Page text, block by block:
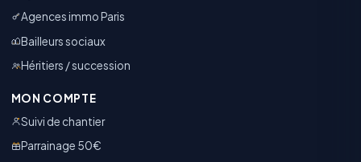
Agences immo Paris
Bailleurs sociaux
Héritiers / succession
MON COMPTE
Suivi de chantier
Parrainage 50€